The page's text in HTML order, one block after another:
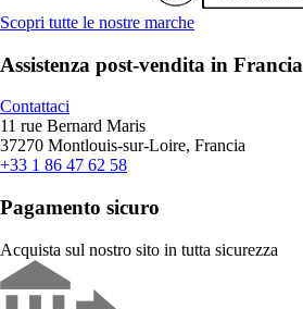
Scopri tutte le nostre marche
Assistenza post-vendita in Francia
Contattaci
11 rue Bernard Maris
37270 Montlouis-sur-Loire, Francia
+33 1 86 47 62 58
Pagamento sicuro
Acquista sul nostro sito in tutta sicurezza